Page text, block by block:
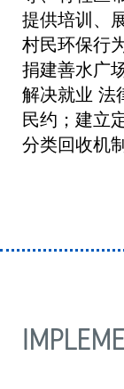
提供培训、
村民环保行
捐建善水广
解决就业 法
民约；建立
分类回收机制